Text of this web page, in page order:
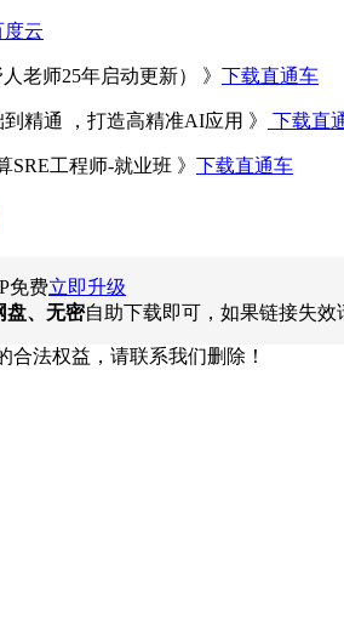
度云
老师25年启动更新） 》 下载直通车
精通 ，打造高精准AI应用 》 下载直
工程师-就业班 》 下载直通车
免费立即升级
盘、无密自助下载即可，如果链接失效
法权益，请联系我们删除！